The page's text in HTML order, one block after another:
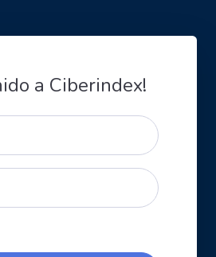
a Ciberindex!